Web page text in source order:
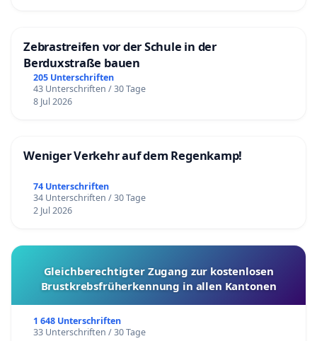
Zebrastreifen vor der Schule in der
Berduxstraße bauen
205 Unterschriften
43 Unterschriften / 30 Tage
8 Jul 2026
Weniger Verkehr auf dem Regenkamp!
74 Unterschriften
34 Unterschriften / 30 Tage
2 Jul 2026
Gleichberechtigter Zugang zur kostenlosen
Brustkrebsfrüherkennung in allen Kantonen
1 648 Unterschriften
33 Unterschriften / 30 Tage